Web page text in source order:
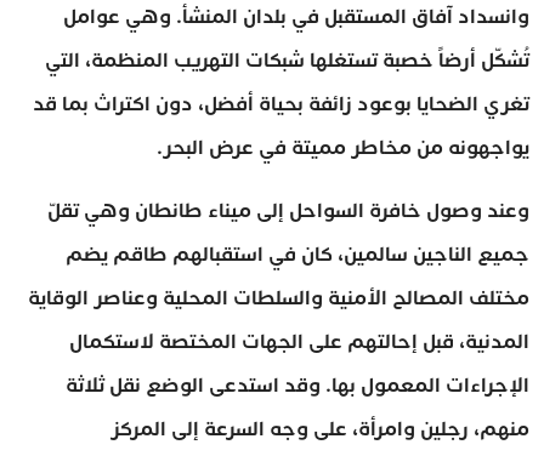
وانسداد آفاق المستقبل في بلدان المنشأ. وهي عوامل
تُشكّل أرضاً خصبة تستغلها شبكات التهريب المنظمة، التي
تغري الضحايا بوعود زائفة بحياة أفضل، دون اكتراث بما قد
يواجهونه من مخاطر مميتة في عرض البحر.
وعند وصول خافرة السواحل إلى ميناء طانطان وهي تقلّ
جميع الناجين سالمين، كان في استقبالهم طاقم يضم
مختلف المصالح الأمنية والسلطات المحلية وعناصر الوقاية
المدنية، قبل إحالتهم على الجهات المختصة لاستكمال
الإجراءات المعمول بها. وقد استدعى الوضع نقل ثلاثة
منهم، رجلين وامرأة، على وجه السرعة إلى المركز